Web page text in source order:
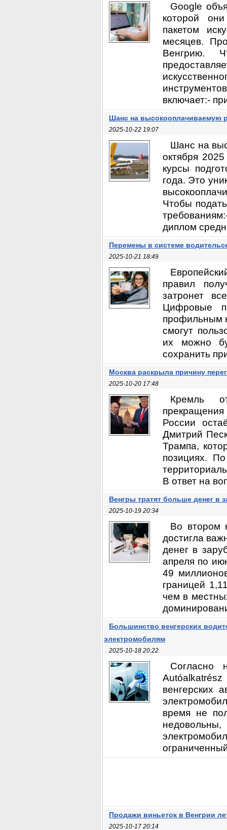
Google
которой
пакетом
месяцев.
Венгрию.
включает:-
Шанс на высокооплачиваемую
2025-10-22 19:07
Шанс на
октября
курсы
года. Это
Чтобы
диплом
Перемены в системе
2025-10-21 18:49
правил
затронет
Цифровые
профильным
смогут
их можно
сохранить
Москва раскрыла причину
2025-10-20 17:48
Кремль
России
Дмитрий
Трампа,
позициях.
В ответ на
Венгры тратят больше денег в
2025-10-19 20:34
Во втором
достигла
денег в
апреля по
49
границей
чем в
Большинство венгерских
электромобилям
2025-10-18 20:22
Согласно
Autóalkatrész
венгерских
время не
Продажи виньеток в Венгрии
2025-10-17 20:14